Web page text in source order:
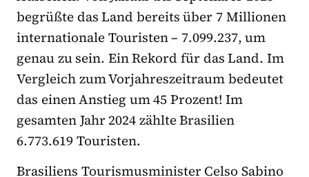
begrüßte das Land bereits über 7 Millionen
internationale Touristen – 7.099.237, um
genau zu sein. Ein Rekord für das Land. Im
Vergleich zum Vorjahreszeitraum bedeutet
das einen Anstieg um 45 Prozent! Im
gesamten Jahr 2024 zählte Brasilien
6.773.619 Touristen.
Brasiliens Tourismusminister Celso Sabino